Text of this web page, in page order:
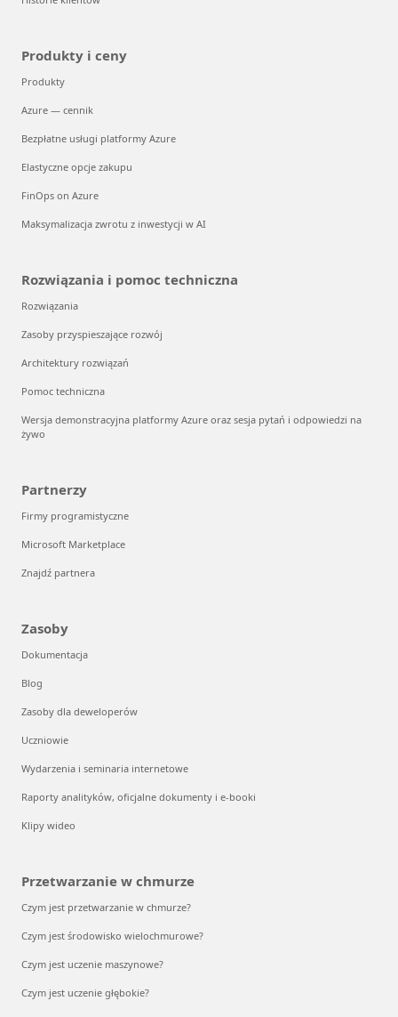
Produkty i ceny
Produkty
Azure — cennik
Bezpłatne usługi platformy Azure
Elastyczne opcje zakupu
FinOps on Azure
Maksymalizacja zwrotu z inwestycji w AI
Rozwiązania i pomoc techniczna
Rozwiązania
Zasoby przyspieszające rozwój
Architektury rozwiązań
Pomoc techniczna
Wersja demonstracyjna platformy Azure oraz sesja pytań i odpowiedzi na
żywo
Partnerzy
Firmy programistyczne
Microsoft Marketplace
Znajdź partnera
Zasoby
Dokumentacja
Blog
Zasoby dla deweloperów
Uczniowie
Wydarzenia i seminaria internetowe
Raporty analityków, oficjalne dokumenty i e-booki
Klipy wideo
Przetwarzanie w chmurze
Czym jest przetwarzanie w chmurze?
Czym jest środowisko wielochmurowe?
Czym jest uczenie maszynowe?
Czym jest uczenie głębokie?